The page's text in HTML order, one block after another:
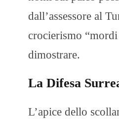
dall’assessore al
crocierismo
dimostrare.
La Difesa
L’apice dello